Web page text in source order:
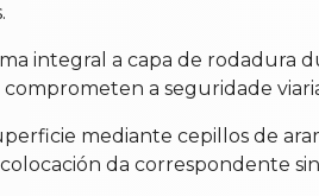
integral a capa de rodadura
a seguridade
mediante cepillos de
da correspondente